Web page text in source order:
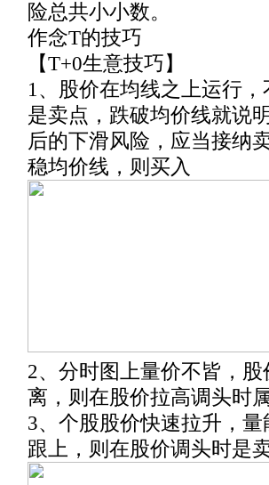
险总共小小数。
作念T的技巧
【T+0生意技巧】
1、股价在均线之上运行
是卖点，跌破均价线就说
后的下滑风险，应当接纳
稳均价线，则买入
2、分时图上量价不皆，
离，则在股价拉高调头时
3、个股股价快速拉升，
跟上，则在股价调头时是